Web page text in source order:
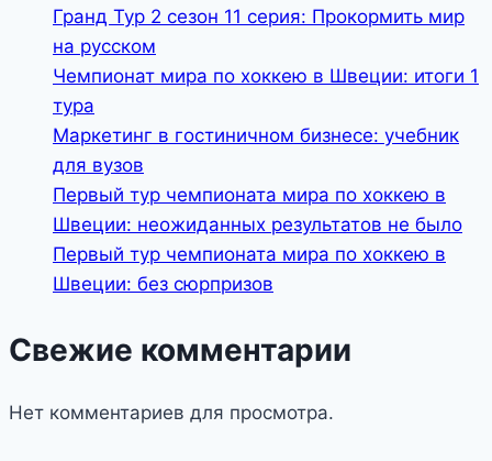
Гранд Тур 2 сезон 11 серия: Прокормить мир
на русском
Чемпионат мира по хоккею в Швеции: итоги 1
тура
Маркетинг в гостиничном бизнесе: учебник
для вузов
Первый тур чемпионата мира по хоккею в
Швеции: неожиданных результатов не было
Первый тур чемпионата мира по хоккею в
Швеции: без сюрпризов
Свежие комментарии
Нет комментариев для просмотра.